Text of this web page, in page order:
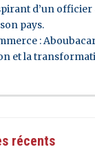
d’un officier
pays.
:
et la
récents